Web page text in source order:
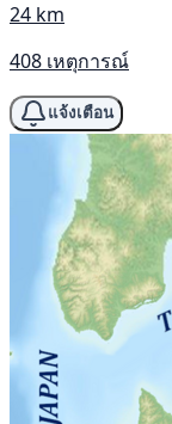
24 km
408 เหตุการณ์
แจ้งเตือน